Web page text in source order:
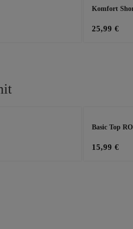
Komfort
25,99 €
Basic Top
15,99 €